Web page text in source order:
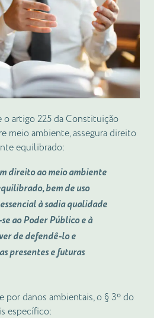
artigo 225 da Constituição
meio ambiente, assegura direito
equilibrado:
direito ao meio ambiente
bem de uso
à sadia qualidade
ao Poder Público e à
de defendê-lo e
presentes e futuras
por danos ambientais, o § 3º do
específico: